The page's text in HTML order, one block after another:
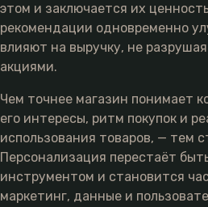
этом и заключается их
рекомендации одновременно
влияют на выручку, не
акциями.
Чем точнее магазин понимает
его интересы, ритм покупок и
использования товаров, — тем
Персонализация перестаёт
инструментом и становится
маркетинг, данные и